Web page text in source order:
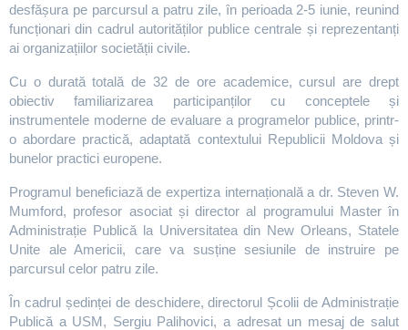
desfășura pe parcursul a patru zile, în perioada 2-5 iunie, reunind
funcționari din cadrul autorităților publice centrale și reprezentanți
ai organizațiilor societății civile.
Cu o durată totală de 32 de ore academice, cursul are drept
obiectiv familiarizarea participanților cu conceptele și
instrumentele moderne de evaluare a programelor publice, printr-
o abordare practică, adaptată contextului Republicii Moldova și
bunelor practici europene.
Programul beneficiază de expertiza internațională a dr. Steven W.
Mumford, profesor asociat și director al programului Master în
Administrație Publică la Universitatea din New Orleans, Statele
Unite ale Americii, care va susține sesiunile de instruire pe
parcursul celor patru zile.
În cadrul ședinței de deschidere, directorul Școlii de Administrație
Publică a USM, Sergiu Palihovici, a adresat un mesaj de salut